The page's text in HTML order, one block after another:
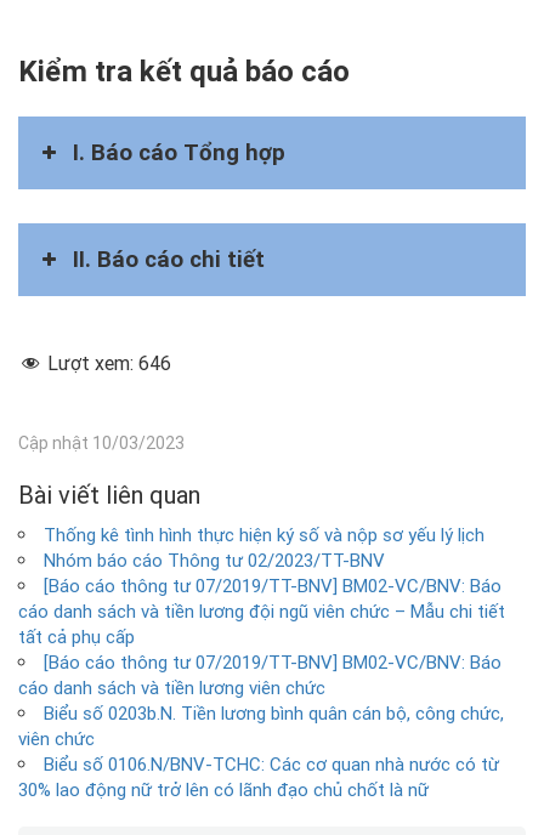
Kiểm tra kết quả báo cáo
I. Báo cáo Tổng hợp
Số thứ tự
Tên đơn vị:
II. Báo cáo chi tiết
Lượt xem: 646
Cập nhật 10/03/2023
Bài viết liên quan
Thống kê tình hình thực hiện ký số và nộp sơ yếu lý lịch
Nhóm báo cáo Thông tư 02/2023/TT-BNV
[Báo cáo thông tư 07/2019/TT-BNV] BM02-VC/BNV: Báo
cáo danh sách và tiền lương đội ngũ viên chức – Mẫu chi tiết
tất cả phụ cấp
[Báo cáo thông tư 07/2019/TT-BNV] BM02-VC/BNV: Báo
cáo danh sách và tiền lương viên chức
Biểu số 0203b.N. Tiền lương bình quân cán bộ, công chức,
viên chức
Biểu số 0106.N/BNV-TCHC: Các cơ quan nhà nước có từ
30% lao động nữ trở lên có lãnh đạo chủ chốt là nữ